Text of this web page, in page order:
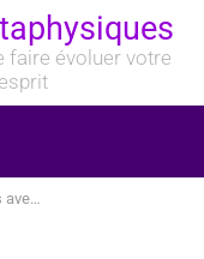
faire évoluer votre
notre destin…